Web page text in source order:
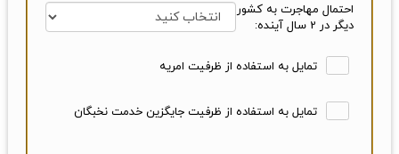
احتمال مهاجرت به کشور
دیگر در 2 سال آینده:
تمایل به استفاده از ظرفیت امریه
تمایل به استفاده از ظرفیت جایگزین خدمت نخبگان